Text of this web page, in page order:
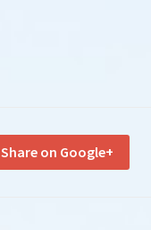
Share on Google+